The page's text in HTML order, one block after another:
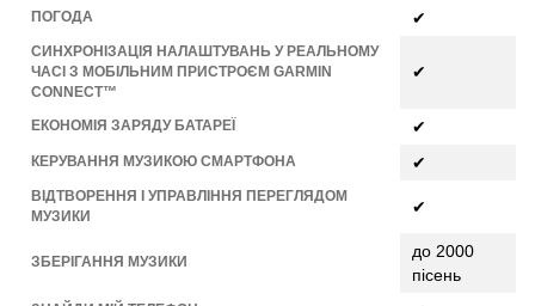
ПОГОДА ✔
СИНХРОНІЗАЦІЯ НАЛАШТУВАНЬ У РЕАЛЬНОМУ
ЧАСІ З МОБІЛЬНИМ ПРИСТРОЄМ GARMIN
CONNECT™
✔
ЕКОНОМІЯ ЗАРЯДУ БАТАРЕЇ ✔
КЕРУВАННЯ МУЗИКОЮ СМАРТФОНА ✔
ВІДТВОРЕННЯ І УПРАВЛІННЯ ПЕРЕГЛЯДОМ
МУЗИКИ
✔
ЗБЕРІГАННЯ МУЗИКИ
до 2000
пісень